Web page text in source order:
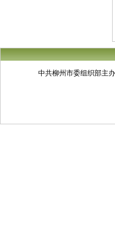
中共柳州市委组织部主